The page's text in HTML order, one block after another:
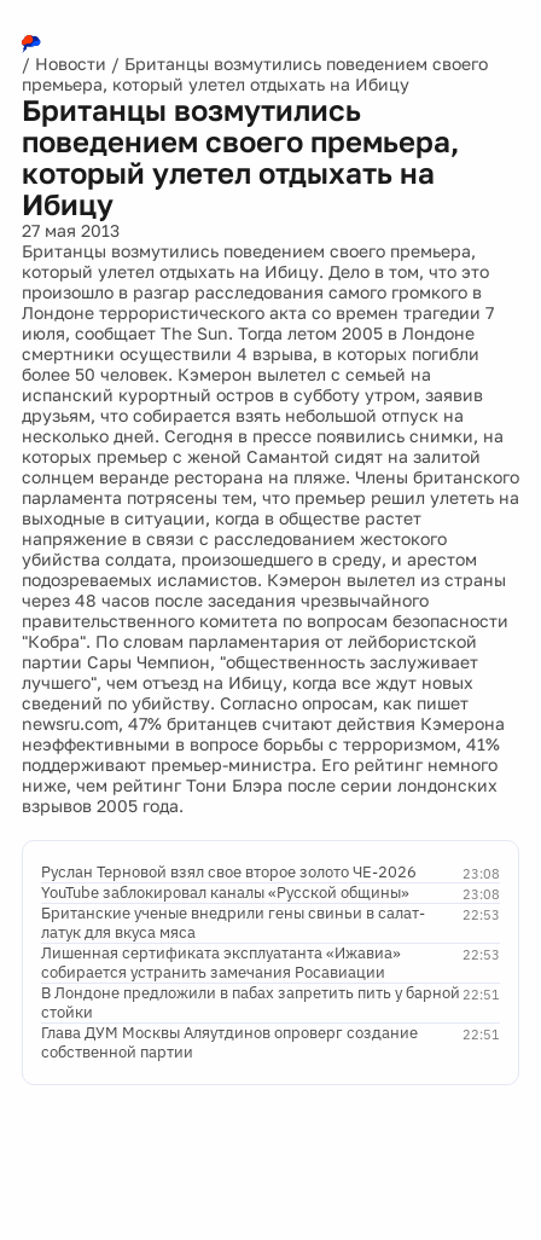
/ Новости / Британцы возмутились поведением своего
премьера, который улетел отдыхать на Ибицу
Британцы возмутились
поведением своего премьера,
который улетел отдыхать на
Ибицу
27 мая 2013
Британцы возмутились поведением своего премьера,
который улетел отдыхать на Ибицу. Дело в том, что это
произошло в разгар расследования самого громкого в
Лондоне террористического акта со времен трагедии 7
июля, сообщает The Sun. Тогда летом 2005 в Лондоне
смертники осуществили 4 взрыва, в которых погибли
более 50 человек. Кэмерон вылетел с семьей на
испанский курортный остров в субботу утром, заявив
друзьям, что собирается взять небольшой отпуск на
несколько дней. Сегодня в прессе появились снимки, на
которых премьер с женой Самантой сидят на залитой
солнцем веранде ресторана на пляже. Члены британского
парламента потрясены тем, что премьер решил улететь на
выходные в ситуации, когда в обществе растет
напряжение в связи с расследованием жестокого
убийства солдата, произошедшего в среду, и арестом
подозреваемых исламистов. Кэмерон вылетел из страны
через 48 часов после заседания чрезвычайного
правительственного комитета по вопросам безопасности
"Кобра". По словам парламентария от лейбористской
партии Сары Чемпион, "общественность заслуживает
лучшего", чем отъезд на Ибицу, когда все ждут новых
сведений по убийству. Согласно опросам, как пишет
newsru.com, 47% британцев считают действия Кэмерона
неэффективными в вопросе борьбы с терроризмом, 41%
поддерживают премьер-министра. Его рейтинг немного
ниже, чем рейтинг Тони Блэра после серии лондонских
взрывов 2005 года.
23:08
Руслан Терновой взял свое второе золото ЧЕ-2026
23:08
YouTube заблокировал каналы «Русской общины»
22:53
Британские ученые внедрили гены свиньи в салат-
латук для вкуса мяса
22:53
Лишенная сертификата эксплуатанта «Ижавиа»
собирается устранить замечания Росавиации
22:51
В Лондоне предложили в пабах запретить пить у барной
стойки
22:51
Глава ДУМ Москвы Аляутдинов опроверг создание
собственной партии